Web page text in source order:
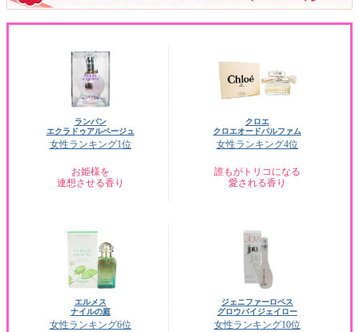
ランバン
エクラドゥアルページュ
女性ランキング1位
お姫様を
連想させる香り
クロエ
クロエオードパルファム
女性ランキング4位
誰もがトリコになる
愛される香り
エルメス
ナイルの庭
女性ランキング6位
ジェニファーロペス
グロウバイジェイロー
女性ランキング10位